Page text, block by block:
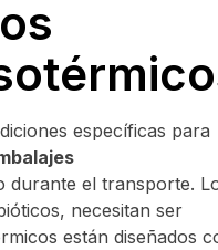
específicas para
durante el transporte.
necesitan ser
están diseñados